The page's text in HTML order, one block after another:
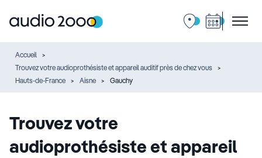
Accueil
Trouvez votre audioprothésiste et appareil auditif près de chez vous
Hauts-de-France
Aisne Gauchy
Trouvez votre
audioprothésiste et appareil